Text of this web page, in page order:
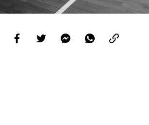
PROJETOS
LIGA BETCLIC MASCULINA